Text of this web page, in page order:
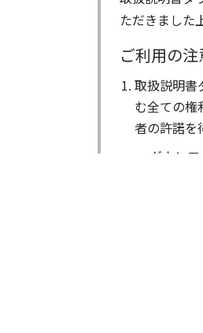
ただきました
ご利用の
取扱説明書
む全ての権
者の許諾を
ダウン
ダウン
ダウン